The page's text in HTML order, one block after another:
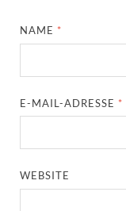
NAME *
E-MAIL-ADRESSE *
WEBSITE